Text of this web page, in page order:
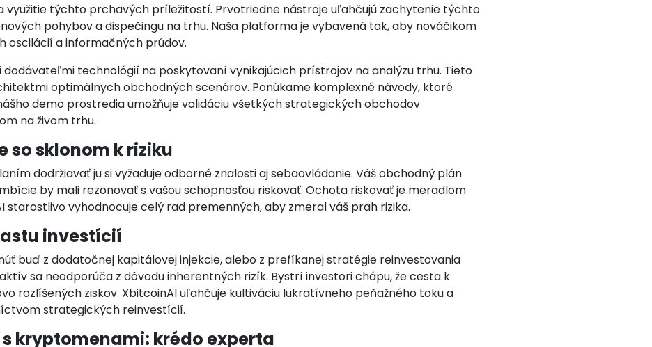
využitie týchto prchavých príležitostí. Prvotriedne nástroje uľahčujú zachytenie týchto
pohybov a dispečingu na trhu. Naša platforma je vybavená tak, aby nováčikom
oscilácií a informačných prúdov.
technológií na poskytovaní vynikajúcich prístrojov na analýzu trhu. Tieto
optimálnych obchodných scenárov. Ponúkame komplexné návody, ktoré
demo prostredia umožňuje validáciu všetkých strategických obchodov
na živom trhu.
sklonom k riziku
dodržiavať ju si vyžaduje odborné znalosti aj sebaovládanie. Váš obchodný plán
by mali rezonovať s vašou schopnosťou riskovať. Ochota riskovať je meradlom
vyhodnocuje celý rad premenných, aby zmeral váš prah rizika.
investícií
buď z dodatočnej kapitálovej injekcie, alebo z prefíkanej stratégie reinvestovania
sa neodporúča z dôvodu inherentných rizík. Bystrí investori chápu, že cesta k
rozlíšených ziskov. XbitcoinAI uľahčuje kultiváciu lukratívneho peňažného toku a
strategických reinvestícií.
kryptomenami: krédo experta